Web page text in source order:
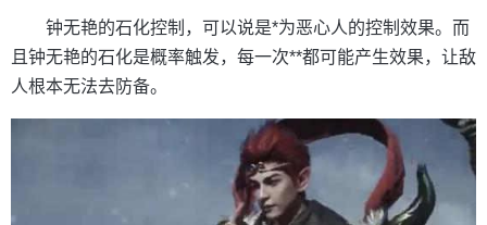
钟无艳的石化控制，可以说是*为恶心人的控制效果。而
且钟无艳的石化是概率触发，每一次**都可能产生效果，让敌
人根本无法去防备。